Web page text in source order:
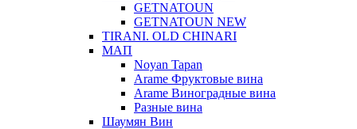
GETNATOUN
GETNATOUN NEW
TIRANI. OLD CHINARI
МАП
Noyan Tapan
Arame Фруктовые вина
Arame Виноградные вина
Разные вина
Шаумян Вин